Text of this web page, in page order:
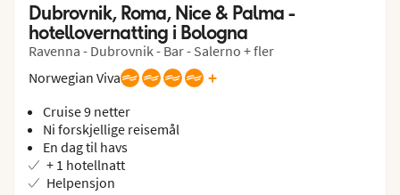
Dubrovnik, Roma, Nice & Palma -
hotellovernatting i Bologna
Ravenna - Dubrovnik - Bar - Salerno + fler
Norwegian Viva
+
Cruise 9 netter
Ni forskjellige reisemål
En dag til havs
+ 1 hotellnatt
Helpensjon